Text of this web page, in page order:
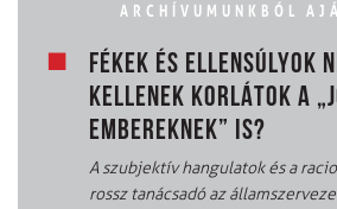
ARCHÍVUMUNKBÓL
FÉKEK ÉS ELLENSÚLYOK
KELLENEK KORLÁTOK A
EMBEREKNEK” IS?
A szubjektív hangulatok és a
rossz tanácsadó az